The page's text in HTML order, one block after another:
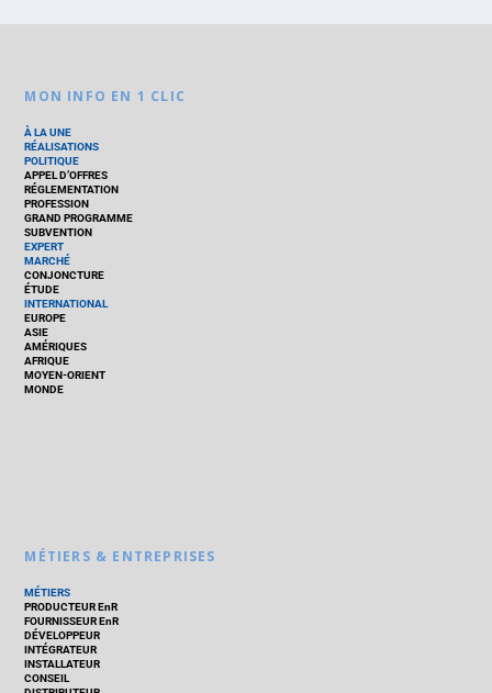
MON INFO EN 1 CLIC
À LA UNE
RÉALISATIONS
POLITIQUE
APPEL D’OFFRES
RÉGLEMENTATION
PROFESSION
GRAND PROGRAMME
SUBVENTION
EXPERT
MARCHÉ
CONJONCTURE
ÉTUDE
INTERNATIONAL
EUROPE
ASIE
AMÉRIQUES
AFRIQUE
MOYEN-ORIENT
MONDE
MÉTIERS & ENTREPRISES
MÉTIERS
PRODUCTEUR EnR
FOURNISSEUR EnR
DÉVELOPPEUR
INTÉGRATEUR
INSTALLATEUR
CONSEIL